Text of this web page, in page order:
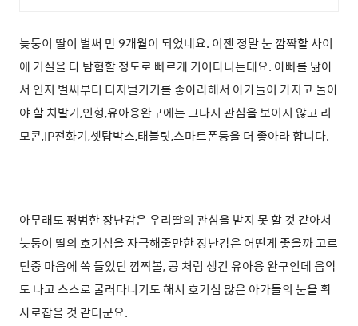
늦둥이 딸이 벌써 만 9개월이 되었네요. 이젠 정말 눈 깜짝할 사이
에 거실을 다 탐험할 정도로 빠르게 기어다니는데요. 아빠를 닮아
서 인지 벌써부터 디지털기기를 좋아라해서 아가들이 가지고 놀아
야 할 치발기,인형,유아용완구에는 그다지 관심을 보이지 않고 리
모콘,IP전화기,셋탑박스,태블릿,스마트폰등을 더 좋아라 합니다.
아무래도 평범한 장난감은 우리딸의 관심을 받지 못 할 것 같아서
늦둥이 딸의 호기심을 자극해줄만한 장난감은 어떤게 좋을까 고르
던중 마음에 쏙 들었던 깜짝볼, 공 처럼 생긴 유아용 완구인데 음악
도 나고 스스로 굴러다니기도 해서 호기심 많은 아가들의 눈을 확
사로잡을 것 같더군요.